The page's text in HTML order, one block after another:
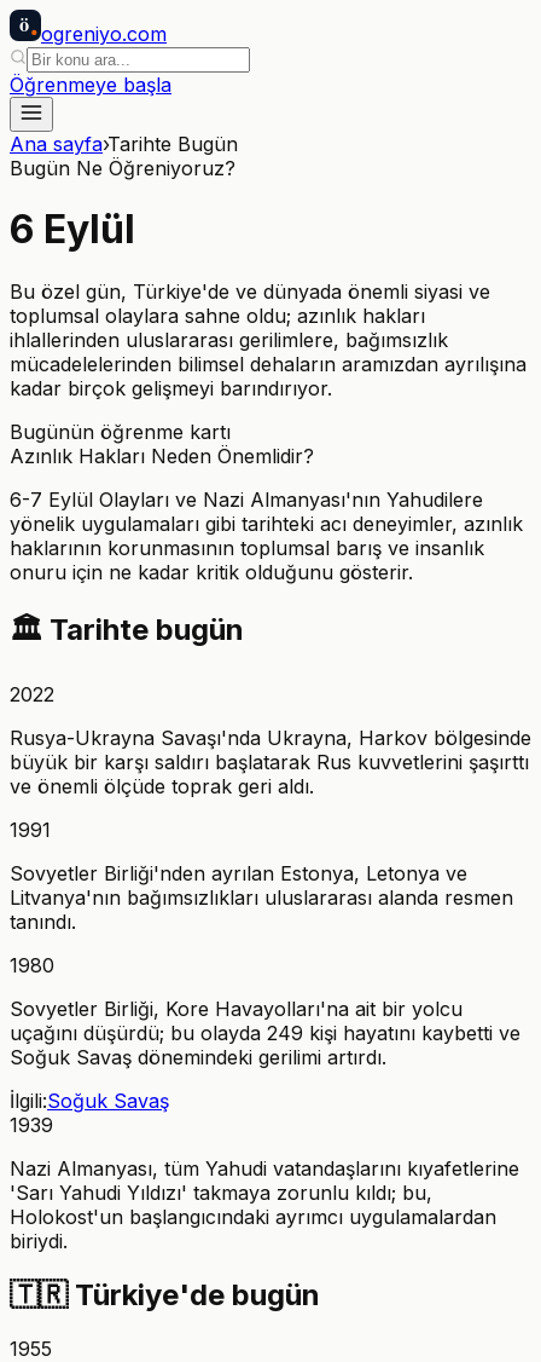
ö ogreniyo.com
Öğrenmeye başla
Ana sayfa›Tarihte Bugün
Bugün Ne Öğreniyoruz?
6 Eylül
Bu özel gün, Türkiye'de ve dünyada önemli siyasi ve
toplumsal olaylara sahne oldu; azınlık hakları
ihlallerinden uluslararası gerilimlere, bağımsızlık
mücadelelerinden bilimsel dehaların aramızdan ayrılışına
kadar birçok gelişmeyi barındırıyor.
Bugünün öğrenme kartı
Azınlık Hakları Neden Önemlidir?
6-7 Eylül Olayları ve Nazi Almanyası'nın Yahudilere
yönelik uygulamaları gibi tarihteki acı deneyimler, azınlık
haklarının korunmasının toplumsal barış ve insanlık
onuru için ne kadar kritik olduğunu gösterir.
🏛️ Tarihte bugün
2022
Rusya-Ukrayna Savaşı'nda Ukrayna, Harkov bölgesinde
büyük bir karşı saldırı başlatarak Rus kuvvetlerini şaşırttı
ve önemli ölçüde toprak geri aldı.
1991
Sovyetler Birliği'nden ayrılan Estonya, Letonya ve
Litvanya'nın bağımsızlıkları uluslararası alanda resmen
tanındı.
1980
Sovyetler Birliği, Kore Havayolları'na ait bir yolcu
uçağını düşürdü; bu olayda 249 kişi hayatını kaybetti ve
Soğuk Savaş dönemindeki gerilimi artırdı.
İlgili:Soğuk Savaş
1939
Nazi Almanyası, tüm Yahudi vatandaşlarını kıyafetlerine
'Sarı Yahudi Yıldızı' takmaya zorunlu kıldı; bu,
Holokost'un başlangıcındaki ayrımcı uygulamalardan
biriydi.
🇹🇷 Türkiye'de bugün
1955